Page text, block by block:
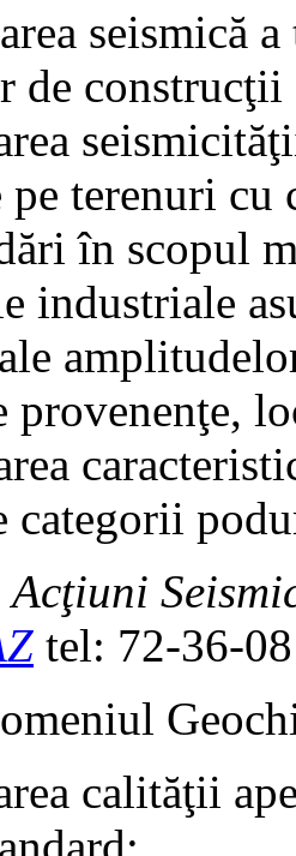
seismică
de
pe terenuri
în scopul
industriale
provenenţe,
categorii
tel: 72-36-08
calităţii